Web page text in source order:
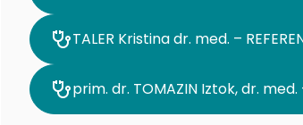
TALER Kristina dr. med. –
prim. dr. TOMAZIN Iztok, dr. med.